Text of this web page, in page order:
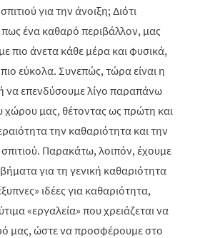
για την άνοιξη; Διότι
ένα καθαρό περιβάλλον, μας
πιο άνετα κάθε μέρα και φυσικά,
εύκολα. Συνεπώς, τώρα είναι η
να επενδύσουμε λίγο παραπάνω
χώρου μας, θέτοντας ως πρώτη και
την καθαριότητα και την
Παρακάτω, λοιπόν, έχουμε
για τη γενική καθαριότητα
ιδέες για καθαριότητα,
«εργαλεία» που χρειάζεται να
μας, ώστε να προσφέρουμε στο